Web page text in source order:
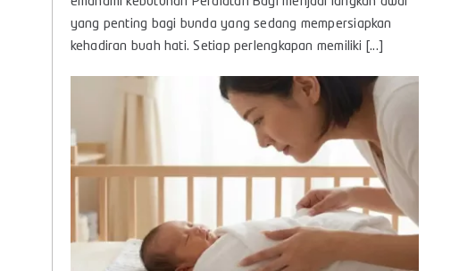
Bayi,
Panduan
Lengkap
Kebutuhan
untuk
Si
Kecil
yang penting bagi bunda yang sedang mempersiapkan
kehadiran buah hati. Setiap perlengkapan memiliki [...]